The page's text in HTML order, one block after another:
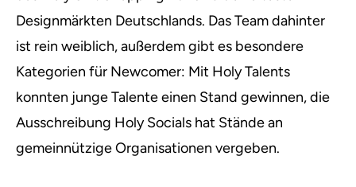
Designmärkten Deutschlands. Das Team dahinter
ist rein weiblich, außerdem gibt es besondere
Kategorien für Newcomer: Mit Holy Talents
konnten junge Talente einen Stand gewinnen, die
Ausschreibung Holy Socials hat Stände an
gemeinnützige Organisationen vergeben.